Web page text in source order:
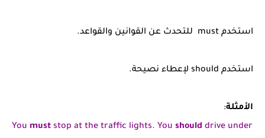
استخدم must للتحدث عن القوانين والقواعد.
استخدم should لإعطاء نصيحة.
الأمثلة:
You must stop at the traffic lights. You should drive under